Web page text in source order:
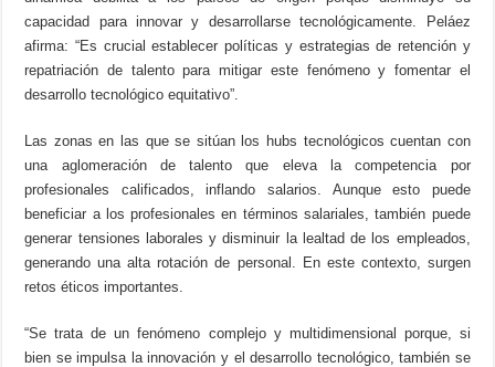
capacidad para innovar y desarrollarse tecnológicamente. Peláez
afirma: “Es crucial establecer políticas y estrategias de retención y
repatriación de talento para mitigar este fenómeno y fomentar el
desarrollo tecnológico equitativo”.
Las zonas en las que se sitúan los hubs tecnológicos cuentan con
una aglomeración de talento que eleva la competencia por
profesionales calificados, inflando salarios. Aunque esto puede
beneficiar a los profesionales en términos salariales, también puede
generar tensiones laborales y disminuir la lealtad de los empleados,
generando una alta rotación de personal. En este contexto, surgen
retos éticos importantes.
“Se trata de un fenómeno complejo y multidimensional porque, si
bien se impulsa la innovación y el desarrollo tecnológico, también se